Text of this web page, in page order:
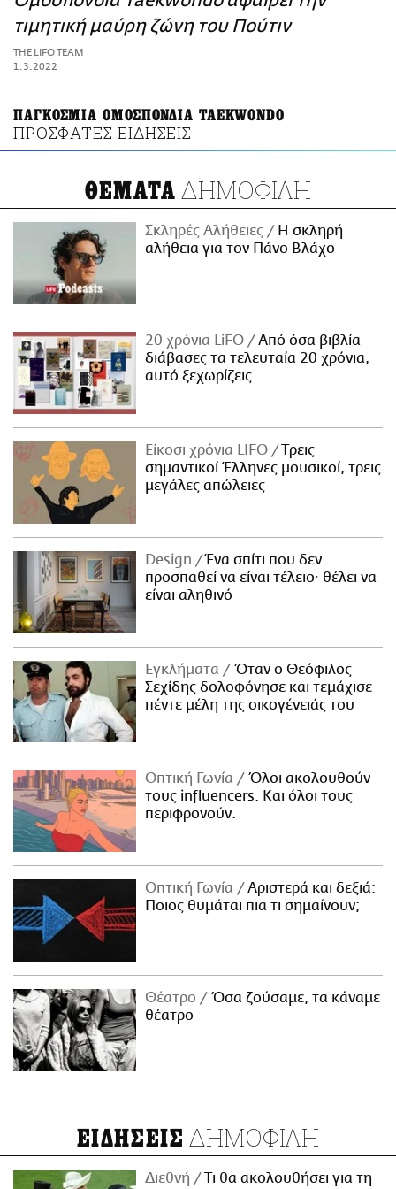
ΑΜΠΑ
PRINT
τιμητική μαύρη ζώνη του Πούτιν
THE LIFO TEAM
1.3.2022
ΠΑΓΚΟΣΜΙΑ ΟΜΟΣΠΟΝΔΙΑ TAEKWONDO
ΠΡΟΣΦΑΤΕΣ ΕΙΔΗΣΕΙΣ
ΘΕΜΑΤΑ ΔΗΜΟΦΙΛΗ
Σκληρές Αλήθειες
H σκληρή
αλήθεια για τον Πάνο Βλάχο
20 χρόνια LiFO
Από όσα βιβλία
διάβασες τα τελευταία 20 χρόνια,
αυτό ξεχωρίζεις
Είκοσι χρόνια LIFO
Tρεις
σημαντικοί Έλληνες μουσικοί, τρεις
μεγάλες απώλειες
Design
Ένα σπίτι που δεν
προσπαθεί να είναι τέλειο· θέλει να
είναι αληθινό
Εγκλήματα
Όταν ο Θεόφιλος
Σεχίδης δολοφόνησε και τεμάχισε
πέντε μέλη της οικογένειάς του
Οπτική Γωνία
Όλοι ακολουθούν
τους influencers. Και όλοι τους
περιφρονούν.
Οπτική Γωνία
Αριστερά και δεξιά:
Ποιος θυμάται πια τι σημαίνουν;
Θέατρο
Όσα ζούσαμε, τα κάναμε
θέατρο
ΕΙΔΗΣΕΙΣ ΔΗΜΟΦΙΛΗ
Διεθνή
Τι θα ακολουθήσει για τη